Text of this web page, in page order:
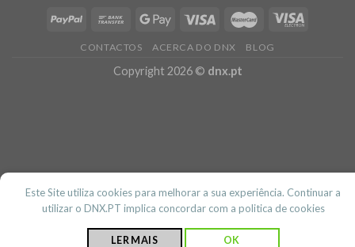
CONTACTOS ACERCA DO DNX BLOG
Copyright 2026 © dnx.pt
Este Site utiliza cookies para melhorar a sua experiência. Continuar a
utilizar o DNX.PT implica concordar com a politica de cookies